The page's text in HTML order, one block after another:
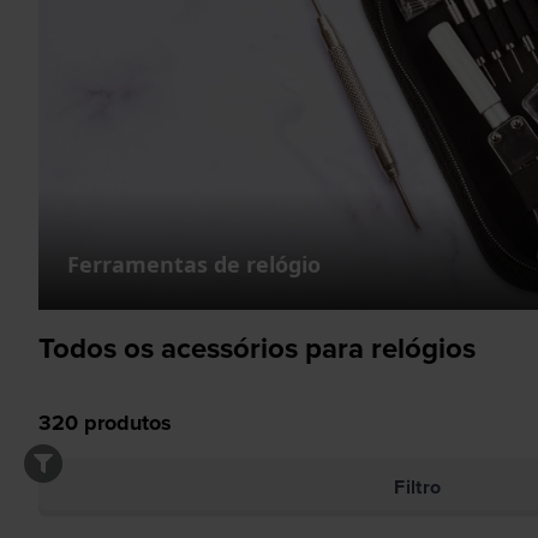
Ferramentas de relógio
Todos os acessórios para relógios
320 produtos
Filtro